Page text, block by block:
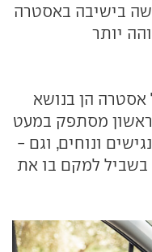
בישיבה באסטרה
יותר
הן בנושא
מסתפק במעט
ונוחים, וגם -
בשביל למקם בו את